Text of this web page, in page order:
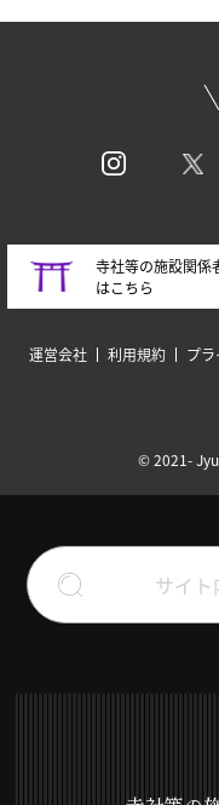
寺社等の施設関係
はこちら
運営会社 利用規約 プ
© 2021-